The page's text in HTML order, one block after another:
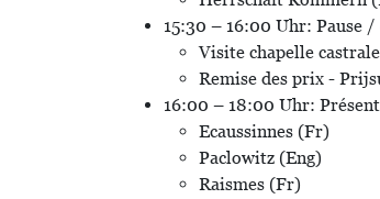
15:30 – 16:00 Uhr: Pause /
Visite chapelle
Remise des prix -
16:00 – 18:00 Uhr:
Ecaussinnes (Fr)
Paclowitz (Eng)
Raismes (Fr)